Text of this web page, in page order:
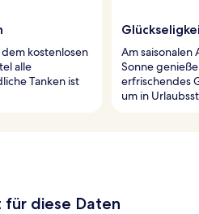
kostenlosen
alle
Tanken ist
Am saisonalen
Sonne
erfrischendes
um in
diese Daten